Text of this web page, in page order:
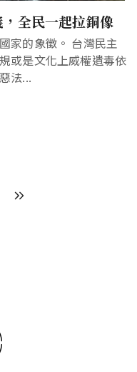
全民一起拉銅像
家的象徵。 台灣民主
或是文化上威權遺毒依
法...